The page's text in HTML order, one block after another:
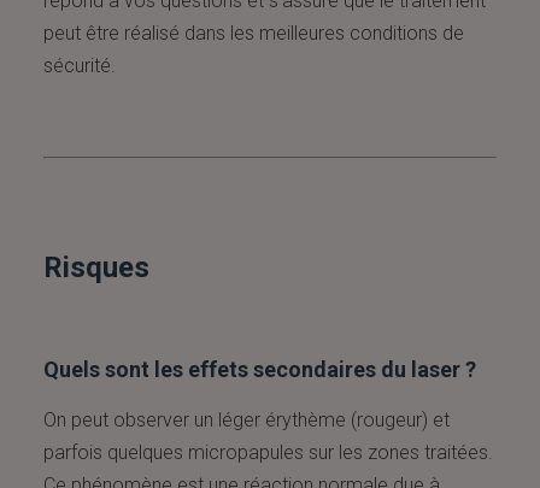
peut être réalisé dans les meilleures conditions de
sécurité.
Risques
Quels sont les effets secondaires du laser ?
On peut observer un léger érythème (rougeur) et
parfois quelques micropapules sur les zones traitées.